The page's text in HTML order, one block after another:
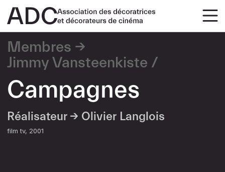
Membres
Jimmy Vansteenkiste
Campagnes
Réalisateur → Olivier Langlois
film tv 2001